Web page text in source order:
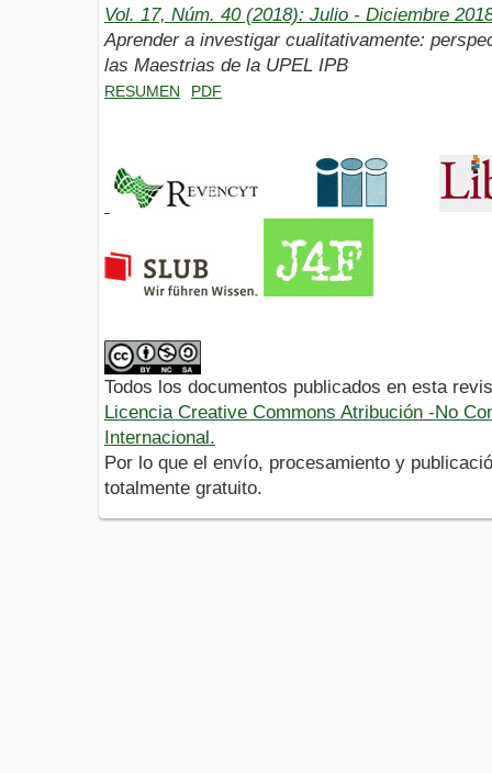
Vol. 17, Núm. 40 (2018): Julio - Diciembre
Aprender a investigar cualitativamente:
las Maestrias de la UPEL IPB
RESUMEN PDF
Todos los documentos publicados en esta
Licencia Creative Commons Atribución -No
Internacional.
Por lo que el envío, procesamiento y
totalmente gratuito.